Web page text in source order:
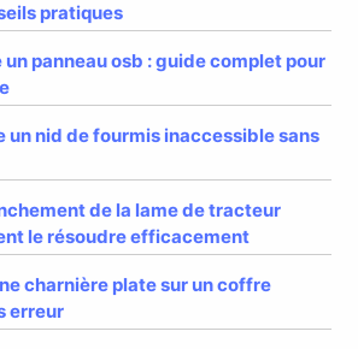
pratiques
panneau osb : guide complet pour
un nid de fourmis inaccessible sans
de la lame de tracteur
le résoudre efficacement
charnière plate sur un coffre
erreur